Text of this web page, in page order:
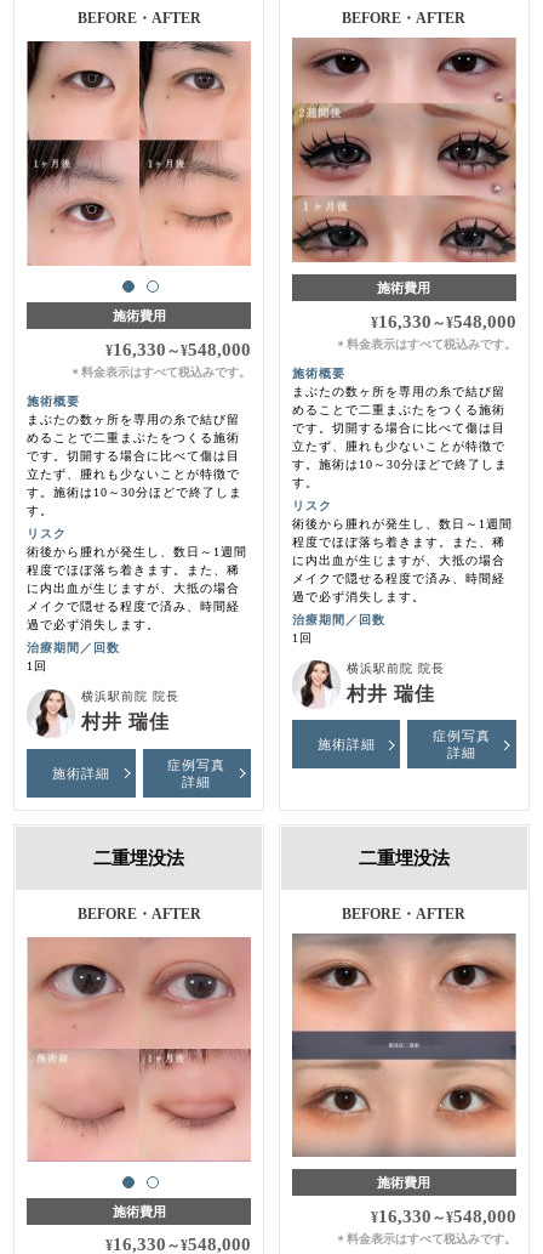
BEFORE・AFTER
施術前・1ヵ月後
施術費用
¥16,330 ～¥548,000
＊料金表示はすべて税込みです。
施術概要
まぶたの数ヶ所を専用の糸で結び留
めることで二重まぶたをつくる施術
です。切開する場合に比べて傷は目
立たず、腫れも少ないことが特徴で
す。施術は10～30分ほどで終了しま
す。
リスク
術後から腫れが発生し、数日～1週間
程度でほぼ落ち着きます。また、稀
に内出血が生じますが、大抵の場合
メイクで隠せる程度で済み、時間経
過で必ず消失します。
治療期間／回数
1回
横浜駅前院 院長
村井 瑞佳
施術詳細
症例写真
詳細
BEFORE・AFTER
施術費用
¥16,330 ～¥548,000
＊ 料金表示はすべて税込みです。
施術概要
まぶたの数ヶ所を専用の糸で結び留
めることで二重まぶたをつくる施術
です。切開する場合に比べて傷は目
立たず、腫れも少ないことが特徴で
す。施術は10～30分ほどで終了しま
す。
リスク
術後から腫れが発生し、数日～1週間
程度でほぼ落ち着きます。また、稀
に内出血が生じますが、大抵の場合
メイクで隠せる程度で済み、時間経
過で必ず消失します。
治療期間／回数
1回
横浜駅前院 院長
村井 瑞佳
施術詳細
症例写真
詳細
二重埋没法
BEFORE・AFTER
施術前・施術後・１ヶ月後
施術費用
¥16,330 ～¥548,000
二重埋没法
BEFORE・AFTER
施術費用
¥16,330 ～¥548,000
＊ 料金表示はすべて税込みです。